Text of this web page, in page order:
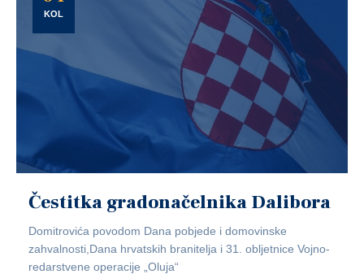
KOL
Čestitka gradonačelnika Dalibora
Domitrovića povodom Dana pobjede i domovinske
zahvalnosti,Dana hrvatskih branitelja i 31. obljetnice Vojno-
redarstvene operacije „Oluja“